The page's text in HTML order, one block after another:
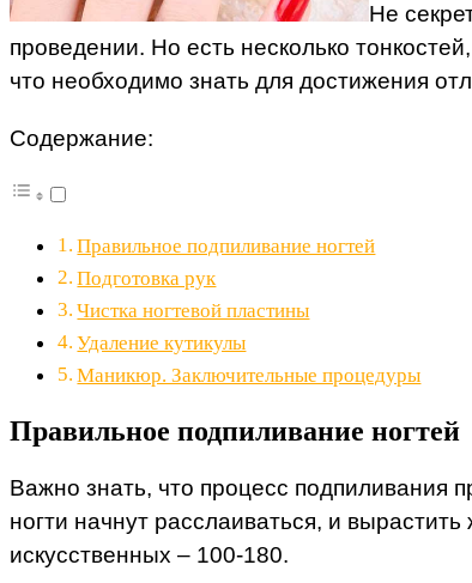
Не
проведении. Но есть несколько
что необходимо знать для достижения
Содержание:
Правильное подпиливание ногтей
Подготовка рук
Чистка ногтевой пластины
Удаление кутикулы
Маникюр. Заключительные процедуры
Правильное подпиливание ногтей
Важно знать, что процесс подпиливания
ногти начнут расслаиваться, и
искусственных – 100-180.